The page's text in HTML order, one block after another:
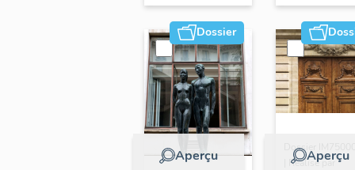
Dhuit
Dossier
Aperçu Aperçu
Dossier
| Réalisé par